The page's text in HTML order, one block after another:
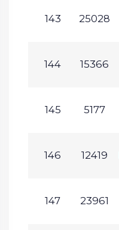
143 25028
144 15366
145 5177
146 12419
147 23961